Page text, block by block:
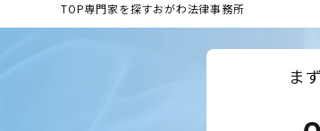
TOP専門家を探すおがわ法律事務所
ま